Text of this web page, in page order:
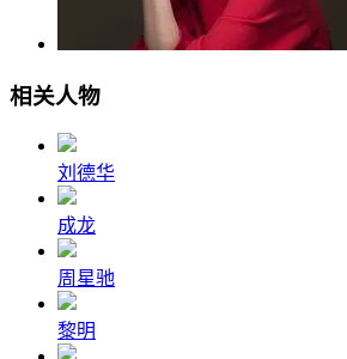
相关人物
刘德华
成龙
周星驰
黎明